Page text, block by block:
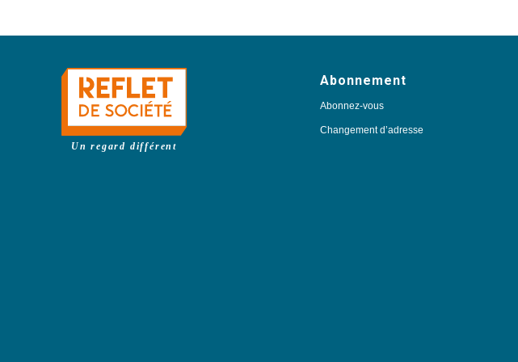
Un regard différent
Abonnement
Abonnez-vous
Changement d’adresse